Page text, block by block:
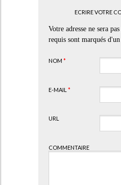
ECRIRE VOTRE
Votre adresse ne sera
requis sont marqués d'un
NOM *
E-MAIL *
URL
COMMENTAIRE